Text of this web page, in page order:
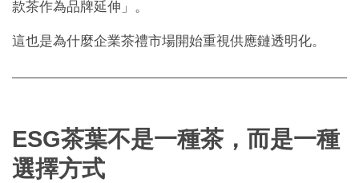
款茶作為品牌延伸」。
這也是為什麼企業茶禮市場開始重視供應鏈透明化。
ESG茶葉不是一種茶，而是一種
選擇方式